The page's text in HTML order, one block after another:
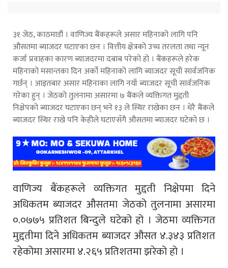
३१ जेठ, काठमाडौं । वाणिज्य बैंकहरूले असार महिनाको लागि पनि
औसतमा ब्याजदर घटाएका छन । वित्तीय क्षेत्रको उच्च तरलता तथा न्यून
कर्जा प्रवाहका कारण ब्याजदरमा दबाब परेको हो । बैंकहरूले हरेक
महिनाको मसान्तका दिन अर्को महिनाको लागि ब्याजदर सूची सार्वजनिक
गर्छन् । आइतबार असार महिनाका लागि नयाँ ब्याजदर सूची सार्वजनिक
गरेका हुन् । जेठको तुलनामा असारमा ७ बैंकले व्यक्तिगत मुद्दती
निक्षेपको ब्याजदर घटाएका छन् भने १३ ले स्थिर राखेका छन । धेरै बैंकले
ब्याजदर स्थिर राखे पनि केहीले घटाएसँगै औसतमा ब्याजदर घटेको छ ।
वाणिज्य बैंकहरूले व्यक्तिगत मुद्दती निक्षेपमा दिने
अधिकतम ब्याजदर औसतमा जेठको तुलनामा असारमा
०.०७७५ प्रतिशत बिन्दुले घटेको हो । जेठमा व्यक्तिगत
मुद्दतीमा दिने अधिकतम ब्याजदर औसत ४.३४३ प्रतिशत
रहेकोमा असारमा ४.२६५ प्रतिशतमा झरेको हो ।